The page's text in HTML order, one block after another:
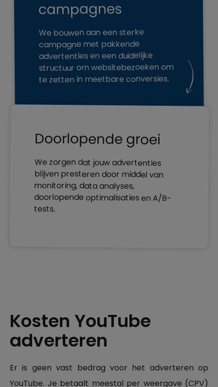
campagnes
We bouwen aan een sterke
campagne met pakkende
advertenties en een duidelijke
structuur om websitebezoeken om
te zetten in meetbare conversies.
Doorlopende groei
We zorgen dat jouw advertenties
blijven presteren door middel van
monitoring, data analyses,
doorlopende optimalisaties en A/B-
tests.
Kosten YouTube
adverteren
Er is geen vast bedrag voor het adverteren op
YouTube. Je betaalt meestal per weergave (CPV)